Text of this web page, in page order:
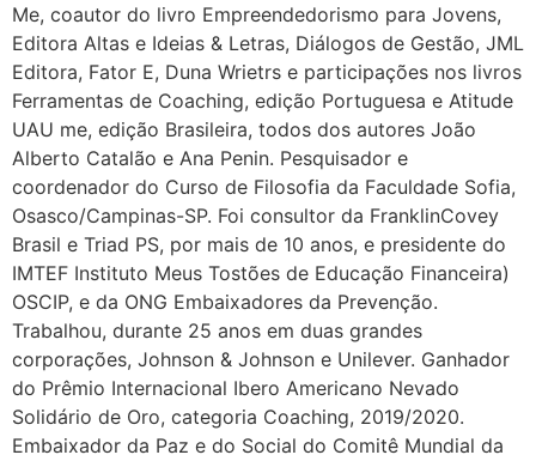
Me, coautor do livro Empreendedorismo para Jovens,
Editora Altas e Ideias & Letras, Diálogos de Gestão, JML
Editora, Fator E, Duna Wrietrs e participações nos livros
Ferramentas de Coaching, edição Portuguesa e Atitude
UAU me, edição Brasileira, todos dos autores João
Alberto Catalão e Ana Penin. Pesquisador e
coordenador do Curso de Filosofia da Faculdade Sofia,
Osasco/Campinas-SP. Foi consultor da FranklinCovey
Brasil e Triad PS, por mais de 10 anos, e presidente do
IMTEF Instituto Meus Tostões de Educação Financeira)
OSCIP, e da ONG Embaixadores da Prevenção.
Trabalhou, durante 25 anos em duas grandes
corporações, Johnson & Johnson e Unilever. Ganhador
do Prêmio Internacional Ibero Americano Nevado
Solidário de Oro, categoria Coaching, 2019/2020.
Embaixador da Paz e do Social do Comitê Mundial da